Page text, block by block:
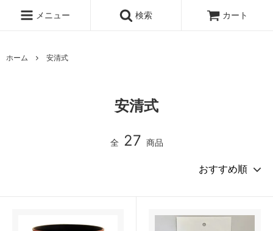
メニュー 検索 カート
ホーム 安清式
安清式
全 27 商品